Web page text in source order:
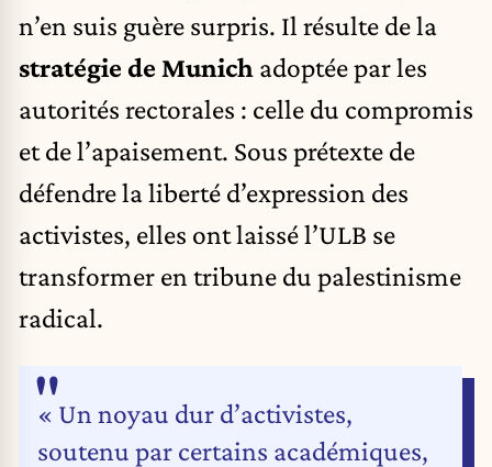
n’en suis guère surpris. Il résulte de la
stratégie de Munich adoptée par les
autorités rectorales : celle du compromis
et de l’apaisement. Sous prétexte de
défendre la liberté d’expression des
activistes, elles ont laissé l’ULB se
transformer en tribune du palestinisme
radical.
« Un noyau dur d’activistes,
soutenu par certains académiques,